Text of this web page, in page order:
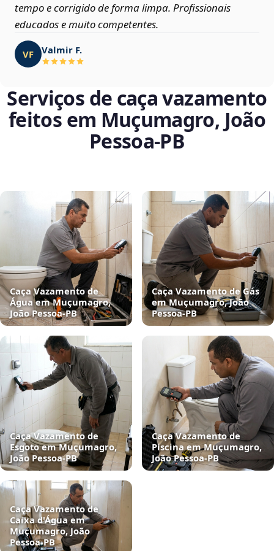
tempo e corrigido de forma limpa. Profissionais
educados e muito competentes.
VF Valmir F.
Serviços de caça vazamento
feitos em Muçumagro, João
Pessoa‑PB
Caça Vazamento de
Água em Muçumagro,
João Pessoa‑PB
Caça Vazamento de Gás
em Muçumagro, João
Pessoa‑PB
Caça Vazamento de
Esgoto em Muçumagro,
João Pessoa‑PB
Caça Vazamento de
Piscina em Muçumagro,
João Pessoa‑PB
Caça Vazamento de
Caixa d'Água em
Muçumagro, João
Pessoa‑PB